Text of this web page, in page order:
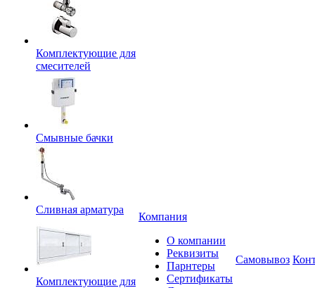
Комплектующие для
смесителей
Смывные бачки
Сливная арматура
Комплектующие для
Компания
О компании
Реквизиты
Парнтеры
Сертификаты
Самовывоз